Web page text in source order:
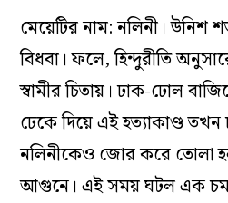
মেয়েটির নাম: নলিনী। উনিশ
বিধবা। ফলে, হিন্দুরীতি
স্বামীর চিতায়। ঢাক-ঢোল
ঢেকে দিয়ে এই হত্যাকাণ্ড তখন
নলিনীকেও জোর করে তোলা
আগুনে। এই সময় ঘটল এক